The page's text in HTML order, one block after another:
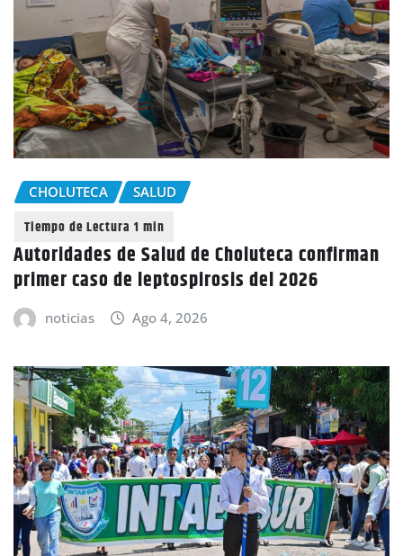
CHOLUTECA SALUD
Autoridades de Salud de Choluteca confirman
primer caso de leptospirosis del 2026
noticias Ago 4, 2026